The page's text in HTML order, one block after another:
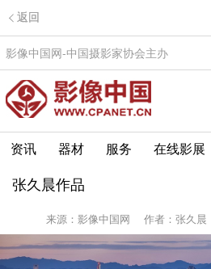
返回
影像中国网-中国摄影家协会主办
资讯 器材 服务 在线影展
张久晨作品
来源：影像中国网 作者：张久晨